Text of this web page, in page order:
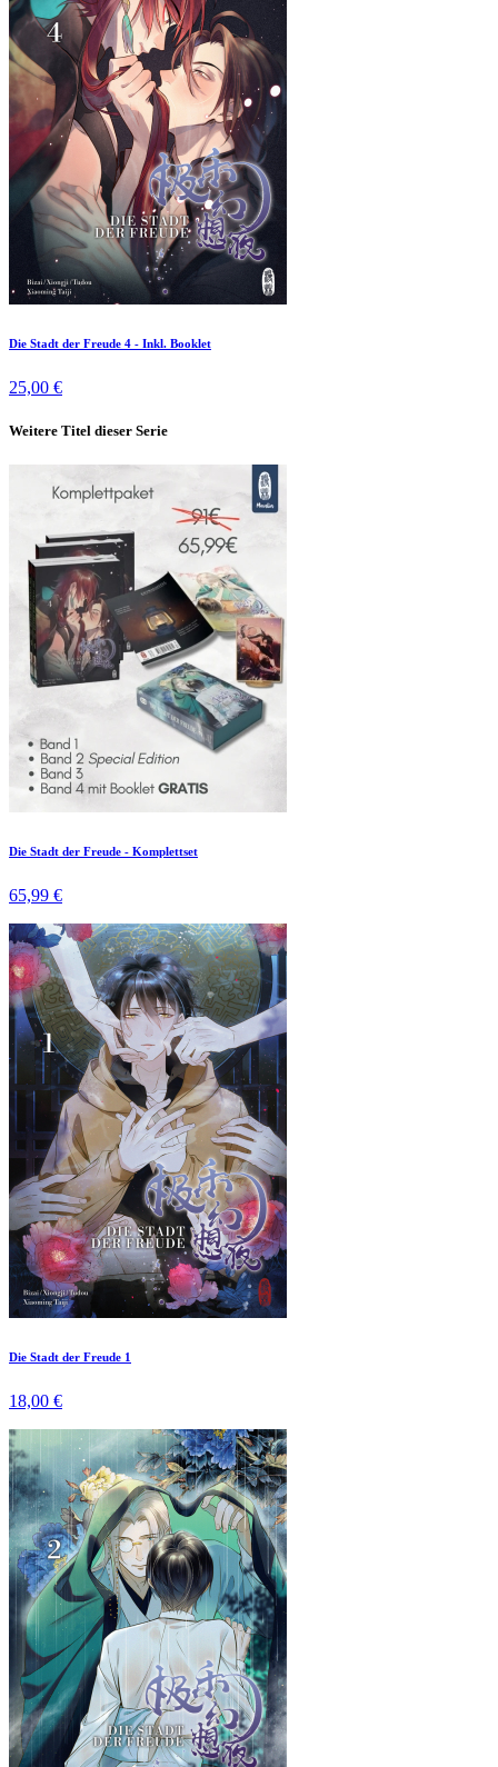
Die Stadt der Freude 4 - Inkl. Booklet
25,00 €
Weitere Titel dieser Serie
Die Stadt der Freude - Komplettset
65,99 €
Die Stadt der Freude 1
18,00 €